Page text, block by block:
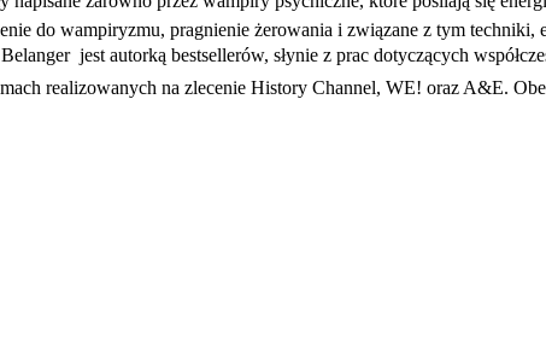
do wampiryzmu, pragnienie żerowania i związane z tym techniki,
 jest autorką bestsellerów, słynie z prac dotyczących
realizowanych na zlecenie History Channel, WE! oraz A&E.